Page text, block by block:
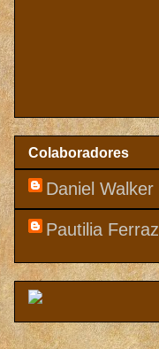
Colaboradores
Daniel Walker
Pautilia Ferraz